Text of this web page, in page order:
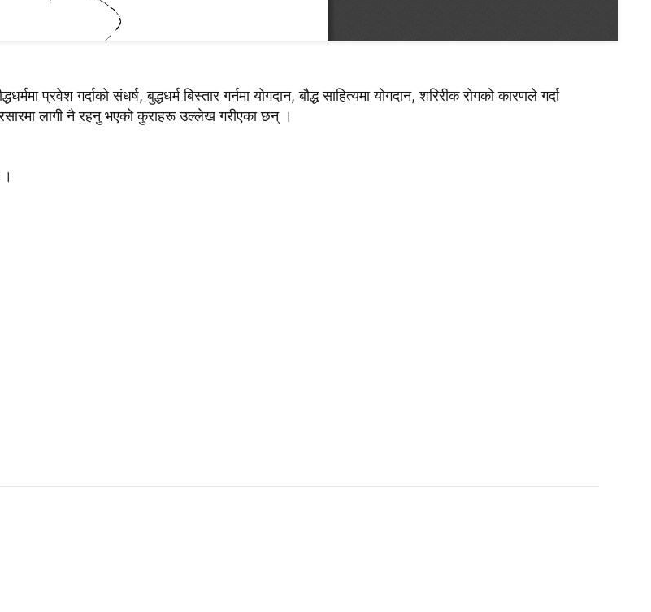
प्रवेश गर्दाकाे संधर्ष, बुद्धधर्म बिस्तार गर्नमा याेगदान, बाैद्ध साहित्यमा याेगदान, शरिरीक राेगकाे कारणले गर्दा
लागी नै रहनु भएकाे कुराहरू उल्लेख गरीएका छन् ।